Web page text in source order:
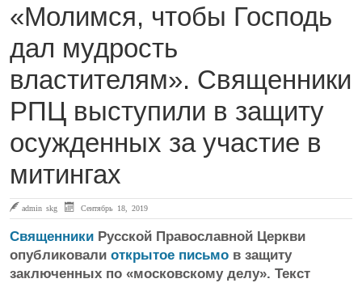
«Молимся, чтобы Господь
дал мудрость
властителям». Священники
РПЦ выступили в защиту
осужденных за участие в
митингах
admin skg Сентябрь 18, 2019
Священники Русской Православной Церкви
опубликовали открытое письмо в защиту
заключенных по «московскому делу». Текст